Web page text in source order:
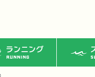
ランニング ス